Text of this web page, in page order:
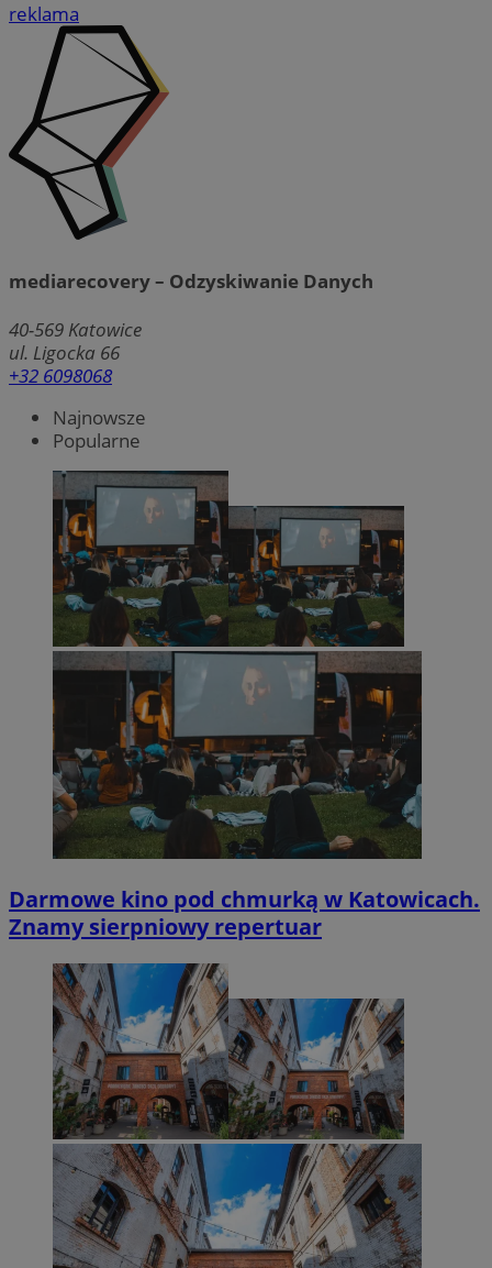
reklama
mediarecovery – Odzyskiwanie Danych
40-569 Katowice
ul. Ligocka 66
+32 6098068
Najnowsze
Popularne
Darmowe kino pod chmurką w Katowicach.
Znamy sierpniowy repertuar